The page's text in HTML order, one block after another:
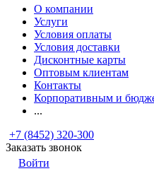
О компании
Услуги
Условия оплаты
Условия доставки
Дисконтные карты
Оптовым клиентам
Контакты
Корпоративным и
...
+7 (8452) 320-300
Заказать звонок
Войти